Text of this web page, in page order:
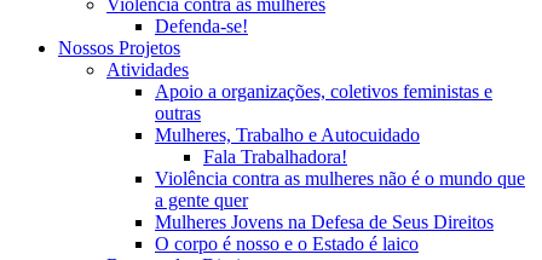
Defenda-se!
Nossos Projetos
Atividades
Apoio a organizações, coletivos feministas e
outras
Mulheres, Trabalho e Autocuidado
Fala Trabalhadora!
Violência contra as mulheres não é o mundo que
a gente quer
Mulheres Jovens na Defesa de Seus Direitos
O corpo é nosso e o Estado é laico